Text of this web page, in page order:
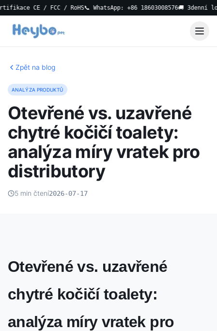
CE / FCC / RoHS📞 WhatsApp: +86 18603008576🚚 3denní lokální
Zpět na blog
ANALÝZA PRODUKTŮ
Otevřené vs. uzavřené
chytré kočičí toalety:
analýza míry vratek pro
distributory
5 min čtení2026-07-17
Otevřené vs. uzavřené
chytré kočičí toalety:
analýza míry vratek pro